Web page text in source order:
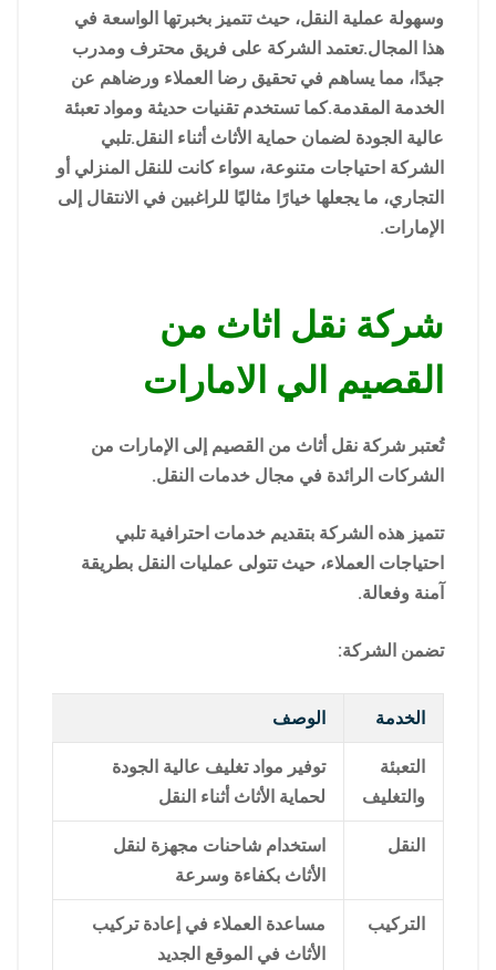
وسهولة عملية النقل، حيث تتميز بخبرتها الواسعة في
هذا المجال.تعتمد الشركة على فريق محترف ومدرب
جيدًا، مما يساهم في تحقيق رضا العملاء ورضاهم عن
الخدمة المقدمة.كما تستخدم تقنيات حديثة ومواد تعبئة
عالية الجودة لضمان حماية الأثاث أثناء النقل.تلبي
الشركة احتياجات متنوعة، سواء كانت للنقل المنزلي أو
التجاري، ما يجعلها خيارًا مثاليًا للراغبين في الانتقال إلى
الإمارات.
شركة نقل اثاث من
القصيم الي الامارات
تُعتبر شركة نقل أثاث من القصيم إلى الإمارات من
الشركات الرائدة في مجال خدمات النقل.
تتميز هذه الشركة بتقديم خدمات احترافية تلبي
احتياجات العملاء، حيث تتولى عمليات النقل بطريقة
آمنة وفعالة.
تضمن الشركة:
الخدمة الوصف
التعبئة
والتغليف
توفير مواد تغليف عالية الجودة
لحماية الأثاث أثناء النقل
النقل
استخدام شاحنات مجهزة لنقل
الأثاث بكفاءة وسرعة
التركيب
مساعدة العملاء في إعادة تركيب
الأثاث في الموقع الجديد